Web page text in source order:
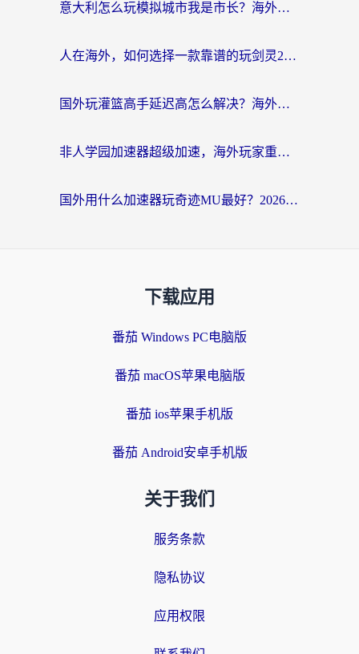
意大利怎么玩模拟城市我是市长？海外党国服游戏加速终极攻略（附三国3量子特攻解决办法）
人在海外，如何选择一款靠谱的玩剑灵2加速器？
国外玩灌篮高手延迟高怎么解决？海外玩家国服游戏加速终极指南
非人学园加速器超级加速，海外玩家重返国服的通行证
国外用什么加速器玩奇迹MU最好？2026海外玩家国服游戏加速全攻略
下载应用
番茄 Windows PC电脑版
番茄 macOS苹果电脑版
番茄 ios苹果手机版
番茄 Android安卓手机版
关于我们
服务条款
隐私协议
应用权限